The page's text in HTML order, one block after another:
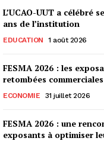
L’UCAO-UUT a célébré
ans de l’institution
EDUCATION 1 août 2026
FESMA 2026 : les
retombées commerciales
ECONOMIE 31 juillet 2026
FESMA 2026 : une
exposants à optimiser